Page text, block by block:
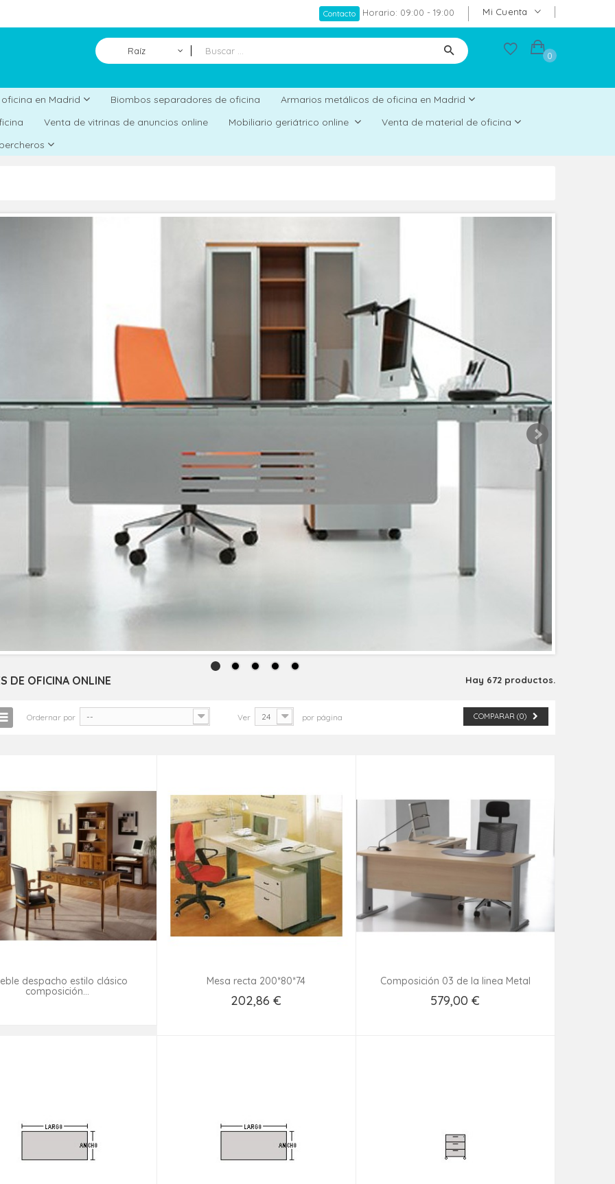
Mi Cuenta
Contacto Horario: 09:00 - 19:00
Raíz 0
en Madrid Biombos separadores de oficina
Armarios metálicos de oficina en Madrid
Venta de vitrinas de anuncios online Mobiliario geriátrico online
Venta de material de oficina
DE OFICINA ONLINE Hay 672 productos.
COMPARAR (0)
Ordernar por -- Ver 24 por página
despacho estilo clásico
composición...
Mesa recta 200*80*74
202,86 €
Composición 03 de la linea Metal
579,00 €